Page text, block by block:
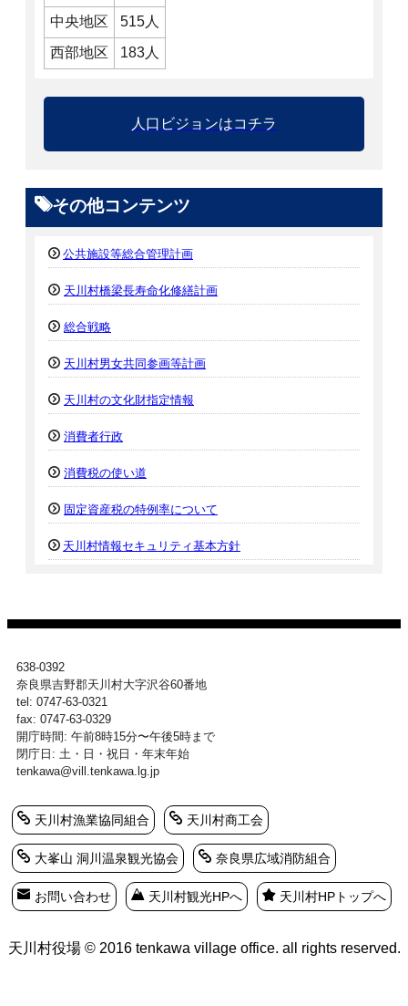
中央地区
515人
西部地区
183人
人口ビジョンはコチラ
その他コンテンツ
公共施設等総合管理計画
天川村橋梁長寿命化修繕計画
総合戦略
天川村男女共同参画等計画
天川村の文化財指定情報
消費者行政
消費税の使い道
固定資産税の特例率について
天川村情報セキュリティ基本方針
638-0392
奈良県吉野郡天川村大字沢谷60番地
tel: 0747-63-0321
fax: 0747-63-0329
開庁時間: 午前8時15分〜午後5時まで
閉庁日: 土・日・祝日・年末年始
tenkawa@vill.tenkawa.lg.jp
天川村漁業協同組合 天川村商工会
大峯山 洞川温泉観光協会 奈良県広域消防組合
お問い合わせ 天川村観光HPへ 天川村HPトップへ
天川村役場 © 2016 tenkawa village office. all rights reserved.